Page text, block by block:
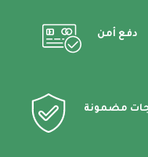
دفع أمن
مضمونة